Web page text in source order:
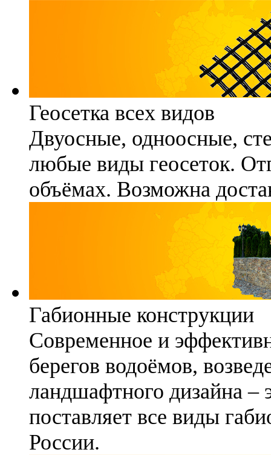
Геосетка всех видов
Двуосные, одноосные,
любые виды геосеток.
объёмах. Возможна
Габионные конструкции
Современное и
берегов водоёмов,
ландшафтного дизайна
поставляет все виды
России.